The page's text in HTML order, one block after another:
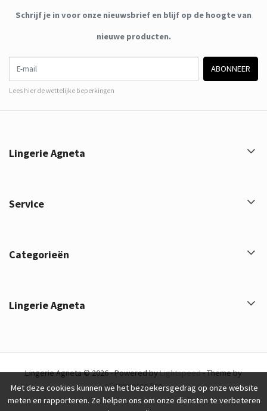
Schrijf je in voor onze nieuwsbrief en blijf op de hoogte van
nieuwe producten.
ABONNEER
Lees hier de wettelijke beperkingen
Lingerie Agneta
Service
Categorieën
Lingerie Agneta
Lingerie Agneta © 2026 - Powered byLightspeed- Theme by
eCommerce Pro
Met deze cookies kunnen we het bezoekersgedrag op onze website
meten en rapporteren. Ze helpen ons om onze diensten te verbeteren